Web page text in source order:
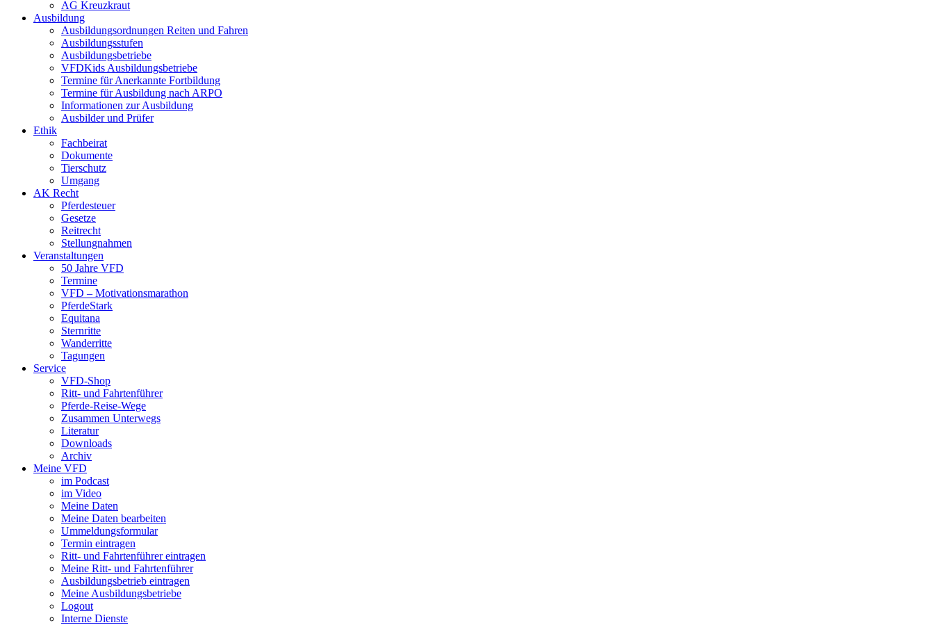
AG Kreuzkraut
Ausbildung
Ausbildungsordnungen Reiten und Fahren
Ausbildungsstufen
Ausbildungsbetriebe
VFDKids Ausbildungsbetriebe
Termine für Anerkannte Fortbildung
Termine für Ausbildung nach ARPO
Informationen zur Ausbildung
Ausbilder und Prüfer
Ethik
Fachbeirat
Dokumente
Tierschutz
Umgang
AK Recht
Pferdesteuer
Gesetze
Reitrecht
Stellungnahmen
Veranstaltungen
50 Jahre VFD
Termine
VFD – Motivationsmarathon
PferdeStark
Equitana
Sternritte
Wanderritte
Tagungen
Service
VFD-Shop
Ritt- und Fahrtenführer
Pferde-Reise-Wege
Zusammen Unterwegs
Literatur
Downloads
Archiv
Meine VFD
im Podcast
im Video
Meine Daten
Meine Daten bearbeiten
Ummeldungsformular
Termin eintragen
Ritt- und Fahrtenführer eintragen
Meine Ritt- und Fahrtenführer
Ausbildungsbetrieb eintragen
Meine Ausbildungsbetriebe
Logout
Interne Dienste